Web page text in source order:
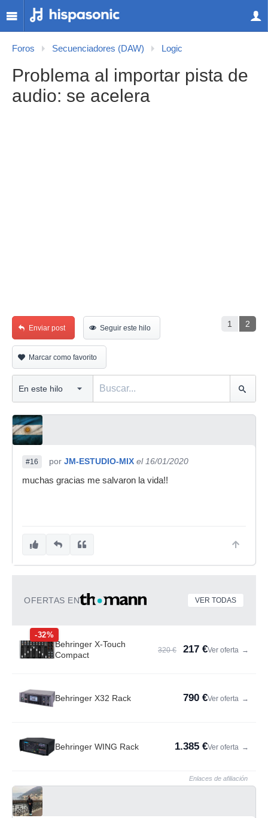
Foros Secuenciadores (DAW) Logic
Problema al importar pista de
audio: se acelera
1 2
Enviar post Seguir este hilo
Marcar como favorito
#16 por JM-ESTUDIO-MIX el 16/01/2020
muchas gracias me salvaron la vida!!
OFERTAS EN VER TODAS
-32%
Behringer X-Touch
Compact
320 € 217 €Ver oferta →
Behringer X32 Rack 790 €Ver oferta →
Behringer WING Rack 1.385 €Ver oferta →
Enlaces de afiliación